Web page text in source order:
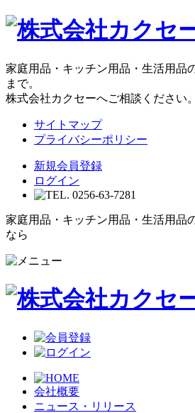
家庭用品・キッチン用品・生活用品
まで。
株式会社カクセーへご相談ください。
サイトマップ
プライバシーポリシー
新規会員登録
ログイン
家庭用品・キッチン用品・生活用品
なら
会社概要
ニュース・リリース